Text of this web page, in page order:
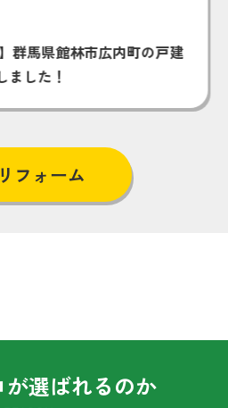
群馬県館林市広内町の戸建
ました！
フォーム
が選ばれるのか